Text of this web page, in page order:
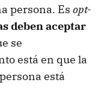
persona. Es opt-
deben aceptar
se
está en que la
está